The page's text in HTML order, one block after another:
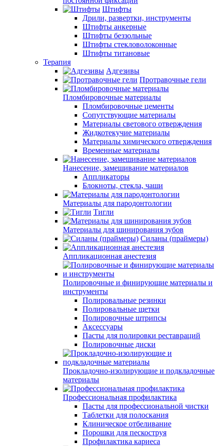
Штифты
Дрили, развертки, инструменты
Штифты анкерные
Штифты беззольные
Штифты стекловолоконные
Штифты титановые
Терапия
Адгезивы
Протравочные гели
Пломбировочные материалы
Пломбировочные цементы
Сопутствующие материалы
Материалы светового отверждения
Жидкотекучие материалы
Материалы химического отверждения
Временные материалы
Нанесение, замешивание материалов
Аппликаторы
Блокноты, стекла, чаши
Материалы для пародонтологии
Тигли
Материалы для шинирования зубов
Силаны (праймеры)
Аппликационная анестезия
Полировочные и финирующие материалы и
инструменты
Полировальные резинки
Полировальные щетки
Полировочные штрипсы
Аксессуары
Пасты для полировки реставраций
Полировочные диски
Прокладочно-изолирующие и подкладочные
материалы
Профессиональная профилактика
Пасты для профессиональной чистки
Таблетки для полоскания
Клиническое отбеливание
Порошки для пескоструя
Профилактика кариеса